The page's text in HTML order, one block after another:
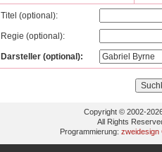
Titel (optional):
Regie (optional):
Darsteller (optional):
Copyright © 2002-
All Rights
Programmierung: zweidesign